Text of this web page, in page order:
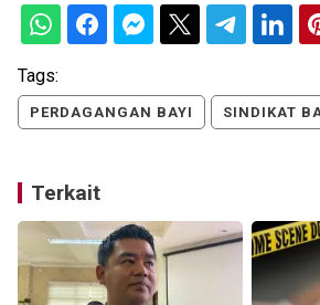
Tags:
PERDAGANGAN BAYI SINDIKAT
Terkait